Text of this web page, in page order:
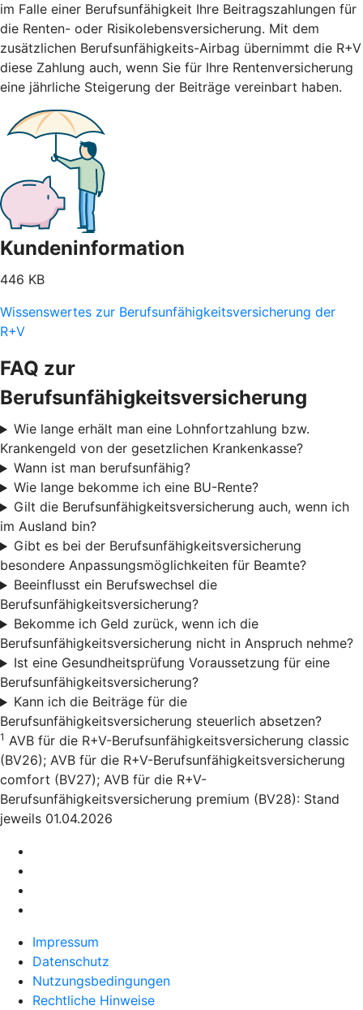
im Falle einer Berufsunfähigkeit Ihre Beitragszahlungen für
die Renten- oder Risikolebensversicherung. Mit dem
zusätzlichen Berufsunfähigkeits-Airbag übernimmt die R+V
diese Zahlung auch, wenn Sie für Ihre Rentenversicherung
eine jährliche Steigerung der Beiträge vereinbart haben.
Kundeninformation
446 KB
Wissenswertes zur Berufsunfähigkeitsversicherung der
R+V
FAQ zur
Berufsunfähigkeitsversicherung
Wie lange erhält man eine Lohnfortzahlung bzw.
Krankengeld von der gesetzlichen Krankenkasse?
Wann ist man berufsunfähig?
Wie lange bekomme ich eine BU-Rente?
Gilt die Berufsunfähigkeitsversicherung auch, wenn ich
im Ausland bin?
Gibt es bei der Berufsunfähigkeitsversicherung
besondere Anpassungsmöglichkeiten für Beamte?
Beeinflusst ein Berufswechsel die
Berufsunfähigkeitsversicherung?
Bekomme ich Geld zurück, wenn ich die
Berufsunfähigkeitsversicherung nicht in Anspruch nehme?
Ist eine Gesundheitsprüfung Voraussetzung für eine
Berufsunfähigkeitsversicherung?
Kann ich die Beiträge für die
Berufsunfähigkeitsversicherung steuerlich absetzen?
1 AVB für die R+V-Berufsunfähigkeitsversicherung classic
(BV26); AVB für die R+V-Berufsunfähigkeitsversicherung
comfort (BV27); AVB für die R+V-
Berufsunfähigkeitsversicherung premium (BV28): Stand
jeweils 01.04.2026
Impressum
Datenschutz
Nutzungsbedingungen
Rechtliche Hinweise